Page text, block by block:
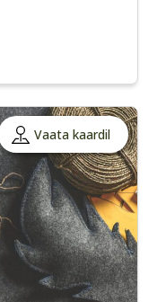
Vaata kaardil